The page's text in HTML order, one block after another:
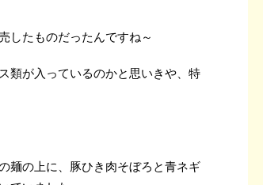
したものだったんですね～
類が入っているのかと思いきや、特
麺の上に、豚ひき肉そぼろと青ネギ